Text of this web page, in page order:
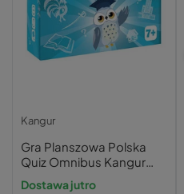
Kangur
Gra Planszowa Polska
Quiz Omnibus Kangur
Edukacyjna dla Dzieci 7+
Dostawa jutro